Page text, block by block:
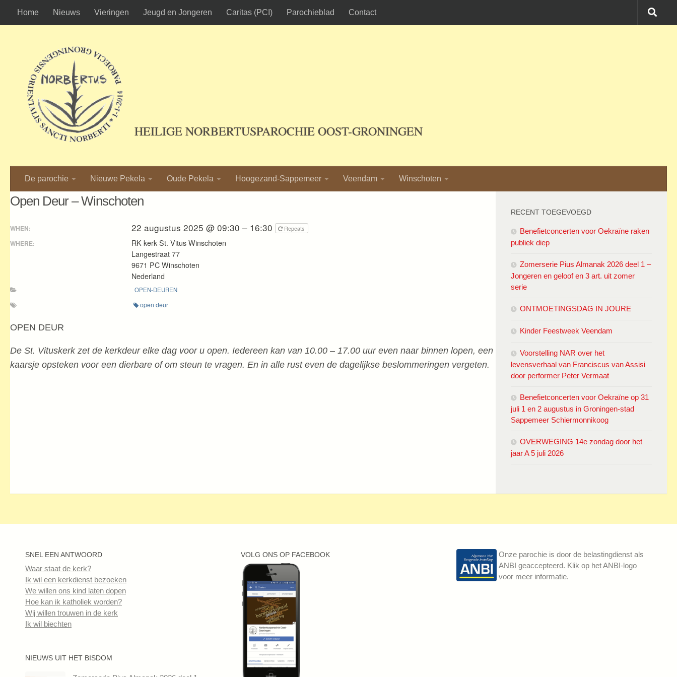
Ga naar de inhoud
Home Nieuws Vieringen Jeugd en Jongeren Caritas (PCI) Parochieblad Contact
HEILIGE NORBERTUSPAROCHIE OOST-GRONINGEN
De parochie Nieuwe Pekela Oude Pekela Hoogezand-Sappemeer Veendam Winschoten
Open Deur – Winschoten
WHEN: 22 augustus 2025 @ 09:30 – 16:30 Repeats
WHERE:
RK kerk St. Vitus Winschoten
Langestraat 77
9671 PC Winschoten
Nederland
OPEN-DEUREN
open deur
OPEN DEUR
De St. Vituskerk zet de kerkdeur elke dag voor u open. Iedereen kan van 10.00 – 17.00 uur even naar binnen lopen, een
kaarsje opsteken voor een dierbare of om steun te vragen. En in alle rust even de dagelijkse beslommeringen vergeten.
RECENT TOEGEVOEGD
Benefietconcerten voor Oekraïne raken
publiek diep
Zomerserie Pius Almanak 2026 deel 1 –
Jongeren en geloof en 3 art. uit zomer
serie
ONTMOETINGSDAG IN JOURE
Kinder Feestweek Veendam
Voorstelling NAR over het
levensverhaal van Franciscus van Assisi
door performer Peter Vermaat
Benefietconcerten voor Oekraïne op 31
juli 1 en 2 augustus in Groningen-stad
Sappemeer Schiermonnikoog
OVERWEGING 14e zondag door het
jaar A 5 juli 2026
SNEL EEN ANTWOORD
Waar staat de kerk?
Ik wil een kerkdienst bezoeken
We willen ons kind laten dopen
Hoe kan ik katholiek worden?
Wij willen trouwen in de kerk
Ik wil biechten
NIEUWS UIT HET BISDOM
VOLG ONS OP FACEBOOK
Onze parochie is door de belastingdienst als
ANBI geaccepteerd. Klik op het ANBI-logo
voor meer informatie.